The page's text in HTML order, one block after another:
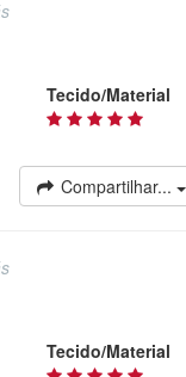
Tecido/Material
Compartilhar...
Tecido/Material